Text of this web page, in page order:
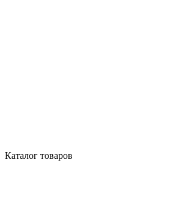
Каталог товаров